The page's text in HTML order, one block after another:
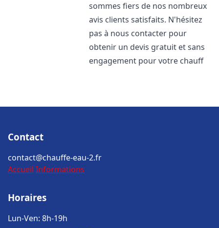
sommes fiers de nos nombreux
avis clients satisfaits. N'hésitez
pas à nous contacter pour
obtenir un devis gratuit et sans
engagement pour votre chauff
Contact
contact@chauffe-eau-2.fr
Accueil Informations
Horaires
Lun-Ven: 8h-19h